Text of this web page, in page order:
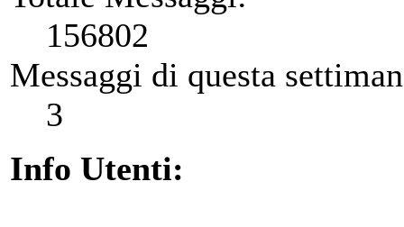
156802
Messaggi di questa
3
Info Utenti: